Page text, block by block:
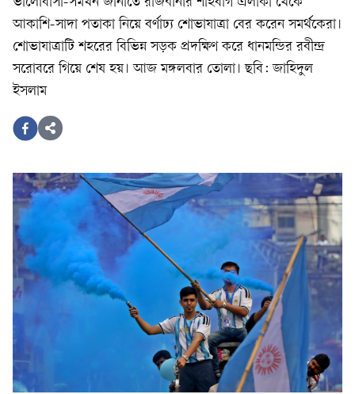
আকাশি-সাদা পতাকা নিয়ে বর্ণাঢ্য শোভাযাত্রা বের করেন সমর্থকেরা।
শোভাযাত্রাটি শহরের বিভিন্ন সড়ক প্রদক্ষিণ করে ধানমন্ডির রবীন্দ্র
সরোবরে গিয়ে শেষ হয়। আজ মঙ্গলবার তোলা। ছবি: জাহিদুল
ইসলাম